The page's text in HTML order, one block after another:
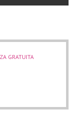
GRATUITA